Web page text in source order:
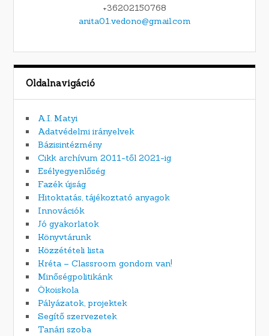
+36202150768
anita01.vedono@gmail.com
Oldalnavigáció
A.I. Matyi
Adatvédelmi irányelvek
Bázisintézmény
Cikk archívum 2011-től 2021-ig
Esélyegyenlőség
Fazék újság
Hitoktatás, tájékoztató anyagok
Innovációk
Jó gyakorlatok
Könyvtárunk
Közzétételi lista
Kréta – Classroom gondom van!
Minőségpolitikánk
Ökoiskola
Pályázatok, projektek
Segítő szervezetek
Tanári szoba